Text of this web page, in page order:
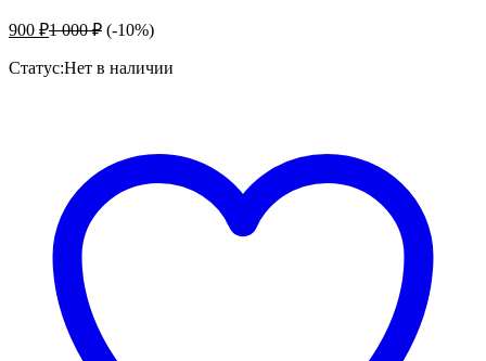
900 ₽1 000₽ (-10%)
Статус:Нет в наличии